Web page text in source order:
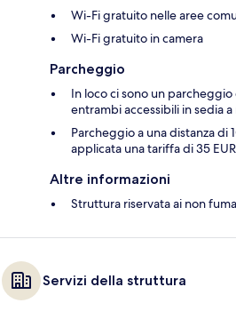
Wi-Fi gratuito nelle aree
Wi-Fi gratuito in camera
Parcheggio
In loco ci sono un
entrambi accessibili in sedia
Parcheggio a una distanza di
applicata una tariffa di 35
Altre informazioni
Struttura riservata ai non
Servizi della struttura